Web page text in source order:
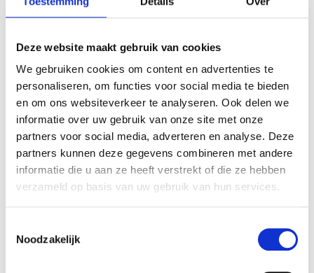
Deze website maakt gebruik van cookies
We gebruiken cookies om content en advertenties te
personaliseren, om functies voor social media te bieden
en om ons websiteverkeer te analyseren. Ook delen we
informatie over uw gebruik van onze site met onze
partners voor social media, adverteren en analyse. Deze
partners kunnen deze gegevens combineren met andere
informatie die u aan ze heeft verstrekt of die ze hebben
verzameld op basis van uw gebruik van hun services.
Noodzakelijk
Foto's